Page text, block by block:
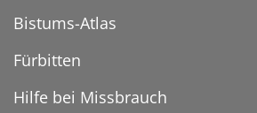
Bistums-Atlas
Fürbitten
Hilfe bei Missbrauch